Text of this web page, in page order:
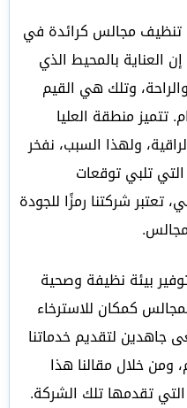
تنظيف مجالس كرائدة في
العناية بالمحيط الذي
وتلك هي القيم
تتميز منطقة العليا
ولهذا السبب، نفخر
تلبي توقعات
تعتبر شركتنا رمزًا للجودة
بيئة نظيفة وصحية
كمكان للاسترخاء
جاهدين لتقديم خدماتنا
ومن خلال مقالنا هذا
تقدمها تلك الشركة.